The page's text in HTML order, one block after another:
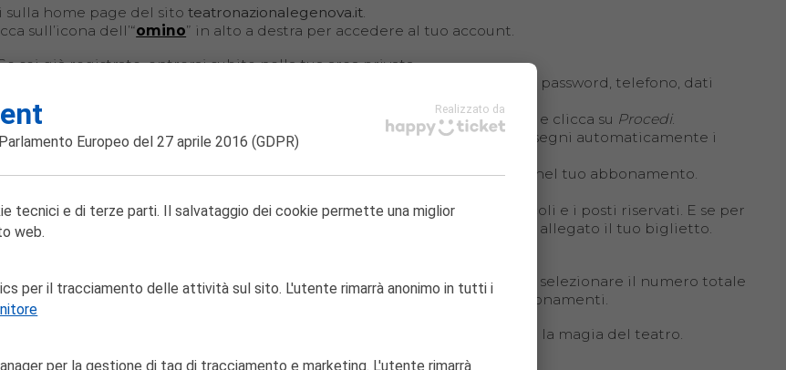
sulla home page del sitoteatronazionalegenova.it
sull’icona dell’“omino” in alto a destra per accedere al tuo account.
sei già registrato, entrerai subito nella tua area privata.
Se è la prima volta, basta creare un profilo inserendo i dati richiesti (email, password, telefono, dati
anagrafici).
la voce
, inserisci il tuo codice abbonamento e clicca su Procedi.
lo spettacolo e la replica che preferisci: puoi lasciare che il sistema assegni automaticamente i
oppure selezionarli manualmente.
aver scelto il primo spettacolo, potrai prenotare anche gli altri inclusi nel tuo abbonamento.
segui le istruzioni per salvare o stampare le ricevute con i tuoi spettacoli e i posti riservati. E se per
non salvi subito il file, niente paura: riceverai comunque un’email con in allegato il tuo biglietto.
anche prenotare per più abbonamenti contemporaneamente! Ti basta selezionare il numero totale
desiderati e inserire in un secondo momento i codici degli altri abbonamenti.
in pochi minuti, i tuoi biglietti saranno pronti e non ti resterà che goderti la magia del teatro.
Europeo del 27 aprile 2016 (GDPR)
Realizzato da
tecnici e di terze parti. Il salvataggio dei cookie permette una miglior
web.
per il tracciamento delle attività sul sito. L'utente rimarrà anonimo in tutti i
per la gestione di tag di tracciamento e marketing. L'utente rimarrà